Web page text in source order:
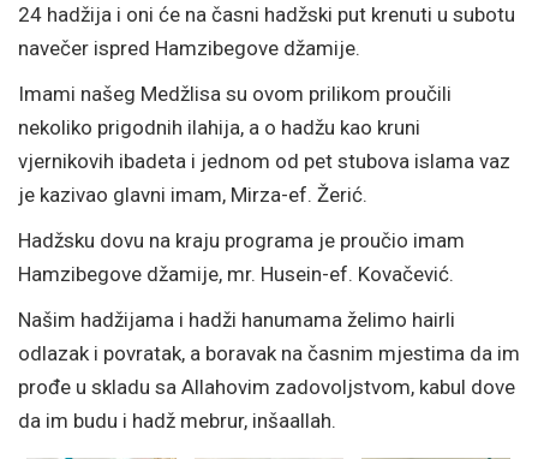
24 hadžija i oni će na časni hadžski put krenuti u subotu
navečer ispred Hamzibegove džamije.
Imami našeg Medžlisa su ovom prilikom proučili
nekoliko prigodnih ilahija, a o hadžu kao kruni
vjernikovih ibadeta i jednom od pet stubova islama vaz
je kazivao glavni imam, Mirza-ef. Žerić.
Hadžsku dovu na kraju programa je proučio imam
Hamzibegove džamije, mr. Husein-ef. Kovačević.
Našim hadžijama i hadži hanumama želimo hairli
odlazak i povratak, a boravak na časnim mjestima da im
prođe u skladu sa Allahovim zadovoljstvom, kabul dove
da im budu i hadž mebrur, inšaallah.